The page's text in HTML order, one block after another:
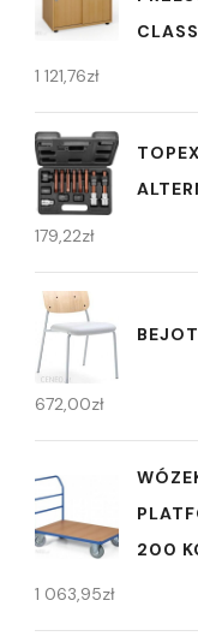
1 121,76zł
179,22zł
672,00zł
200
1 063,95zł